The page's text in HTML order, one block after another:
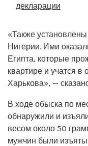
декларации
«Также
Нигерии. Ими
Египта, которые
квартире и учатся в
Харькова», —
В ходе обыска по
обнаружили и
весом около 50
мужчин были изъяты